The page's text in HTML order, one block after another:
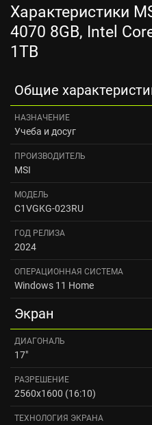
Характеристики
4070 8GB, Intel
1TB
Общие
НАЗНАЧЕНИЕ
Учеба и досуг
ПРОИЗВОДИТЕЛЬ
MSI
МОДЕЛЬ
C1VGKG-023RU
ГОД РЕЛИЗА
2024
ОПЕРАЦИОННАЯ СИСТЕМА
Windows 11 Home
Экран
ДИАГОНАЛЬ
17"
РАЗРЕШЕНИЕ
2560x1600 (16:10)
ТЕХНОЛОГИЯ ЭКРАНА